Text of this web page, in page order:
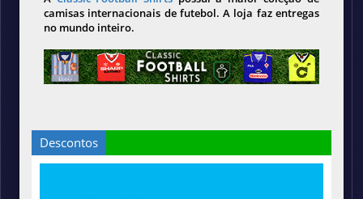
camisas internacionais de futebol. A loja faz entregas
no mundo inteiro.
Descontos